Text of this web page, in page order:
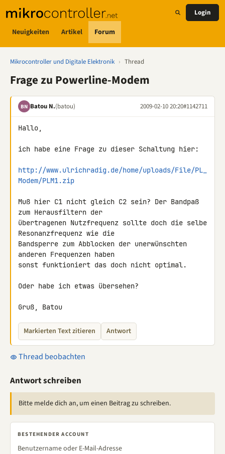
Neuigkeiten Artikel Forum
Login
Mikrocontroller und Digitale Elektronik › Thread
Frage zu Powerline-Modem
BN Batou N.(batou) 2009-02-10 20:20#1142711
Hallo,
ich habe eine Frage zu dieser Schaltung hier:
http://www.ulrichradig.de/home/uploads/File/PL_
Modem/PLM1.zip
Muß hier C1 nicht gleich C2 sein? Der Bandpaß
zum Herausfiltern der
übertragenen Nutzfrequenz sollte doch die selbe
Resonanzfrequenz wie die
Bandsperre zum Abblocken der unerwünschten
anderen Frequenzen haben
sonst funktioniert das doch nicht optimal.
Oder habe ich etwas übersehen?
Gruß, Batou
Markierten Text zitieren Antwort
Thread beobachten
Antwort schreiben
Bitte melde dich an, um einen Beitrag zu schreiben.
BESTEHENDER ACCOUNT
Benutzername oder E-Mail-Adresse